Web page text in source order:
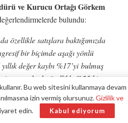
ve Kurucu Ortağı Görkem
bulundu:
özellikle satışlara baktığımızda
bir biçimde aşağı yönlü
değer kaybı %17’yi bulmuş
da özellikle %25 kira
birlikte önümüzdeki
piyasaya girmesi, fiyatlarda
Bu web sitesini kullanmaya devam
izin vermiş olursunuz.Gizlilik ve
edin. Kabul ediyorum